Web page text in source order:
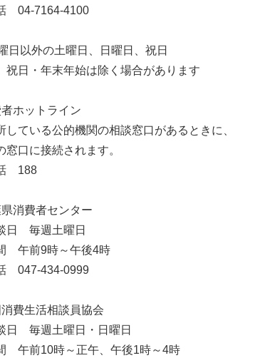
04-7164-4100
日以外の土曜日、日曜日、祝日
祝日・年末年始は除く場合があります
ホットライン
ている公的機関の相談窓口があるときに、
口に接続されます。
188
消費者センター
日 毎週土曜日
午前9時～午後4時
047-434-0999
費生活相談員協会
日 毎週土曜日・日曜日
午前10時～正午、午後1時～4時